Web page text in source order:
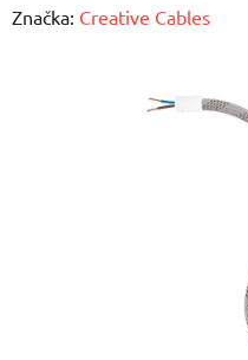
hodnocení
Značka: Creative Cables